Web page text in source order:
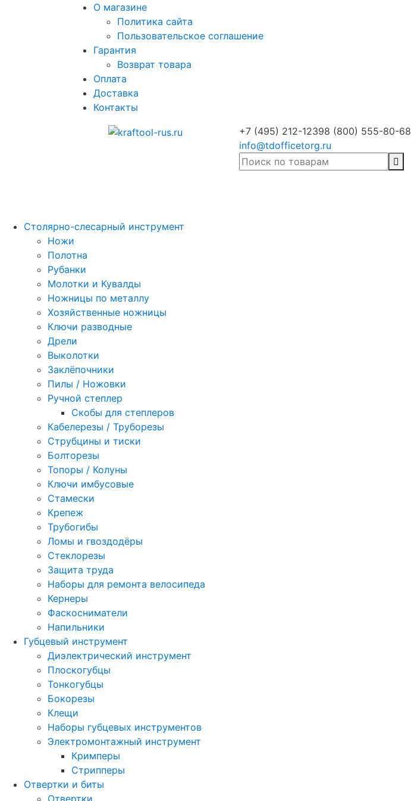
О магазине
Политика сайта
Пользовательское соглашение
Гарантия
Возврат товара
Оплата
Доставка
Контакты
+7 (495) 212-12398 (800) 555-80-68
info@tdofficetorg.ru
Столярно-слесарный инструмент
Ножи
Полотна
Рубанки
Молотки и Кувалды
Ножницы по металлу
Хозяйственные ножницы
Ключи разводные
Дрели
Выколотки
Заклёпочники
Пилы / Ножовки
Ручной степлер
Скобы для степлеров
Кабелерезы / Труборезы
Струбцины и тиски
Болторезы
Топоры / Колуны
Ключи имбусовые
Стамески
Крепеж
Трубогибы
Ломы и гвоздодёры
Стеклорезы
Защита труда
Наборы для ремонта велосипеда
Кернеры
Фаскосниматели
Напильники
Губцевый инструмент
Диэлектрический инструмент
Плоскогубцы
Тонкогубцы
Бокорезы
Клещи
Наборы губцевых инструментов
Электромонтажный инструмент
Кримперы
Стрипперы
Отвертки и биты
Отвертки